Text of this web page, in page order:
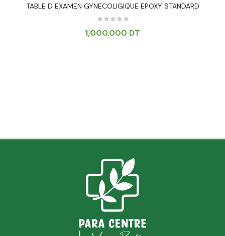
TABLE D EXAMEN GYNECOLIGIQUE EPOXY STANDARD
1,000.000 DT